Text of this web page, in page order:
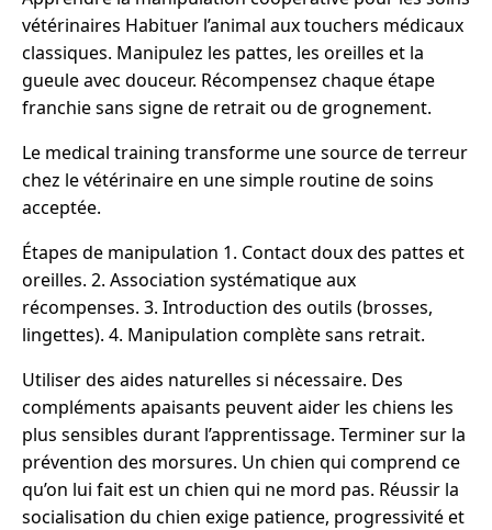
vétérinaires Habituer l’animal aux touchers médicaux
classiques. Manipulez les pattes, les oreilles et la
gueule avec douceur. Récompensez chaque étape
franchie sans signe de retrait ou de grognement.
Le medical training transforme une source de terreur
chez le vétérinaire en une simple routine de soins
acceptée.
Étapes de manipulation 1. Contact doux des pattes et
oreilles. 2. Association systématique aux
récompenses. 3. Introduction des outils (brosses,
lingettes). 4. Manipulation complète sans retrait.
Utiliser des aides naturelles si nécessaire. Des
compléments apaisants peuvent aider les chiens les
plus sensibles durant l’apprentissage. Terminer sur la
prévention des morsures. Un chien qui comprend ce
qu’on lui fait est un chien qui ne mord pas. Réussir la
socialisation du chien exige patience, progressivité et